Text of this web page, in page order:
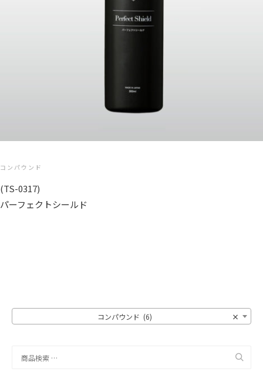
コンパウンド
(TS-0317)
パーフェクトシールド
×
コンパウンド (6)